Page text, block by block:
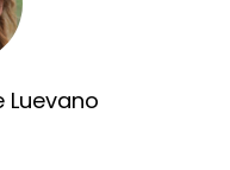
Luevano